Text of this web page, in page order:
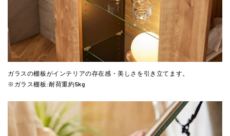
ガラスの棚板がインテリアの存在感・美しさを引き立てます。
※ガラス棚板:耐荷重約5kg